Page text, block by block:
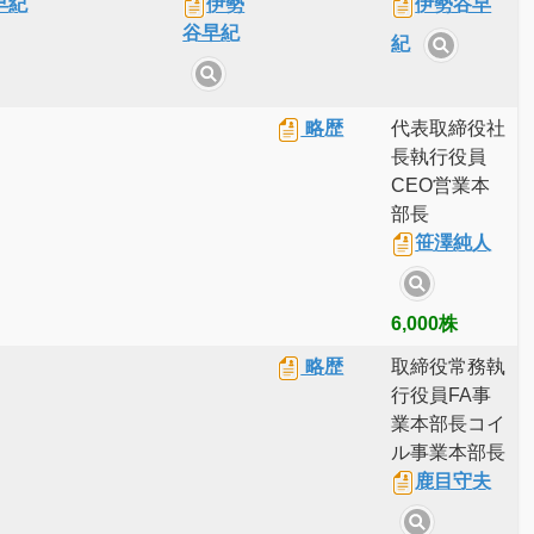
紀
伊勢
谷早紀
伊勢谷早
紀
略歴
代表取締役社
長執行役員
CEO営業本
部長
笹澤純人
6,000株
略歴
取締役常務執
行役員FA事
業本部長コイ
ル事業本部長
鹿目守夫